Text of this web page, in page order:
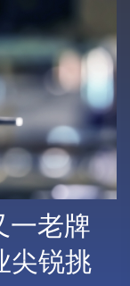
一老牌
尖锐挑